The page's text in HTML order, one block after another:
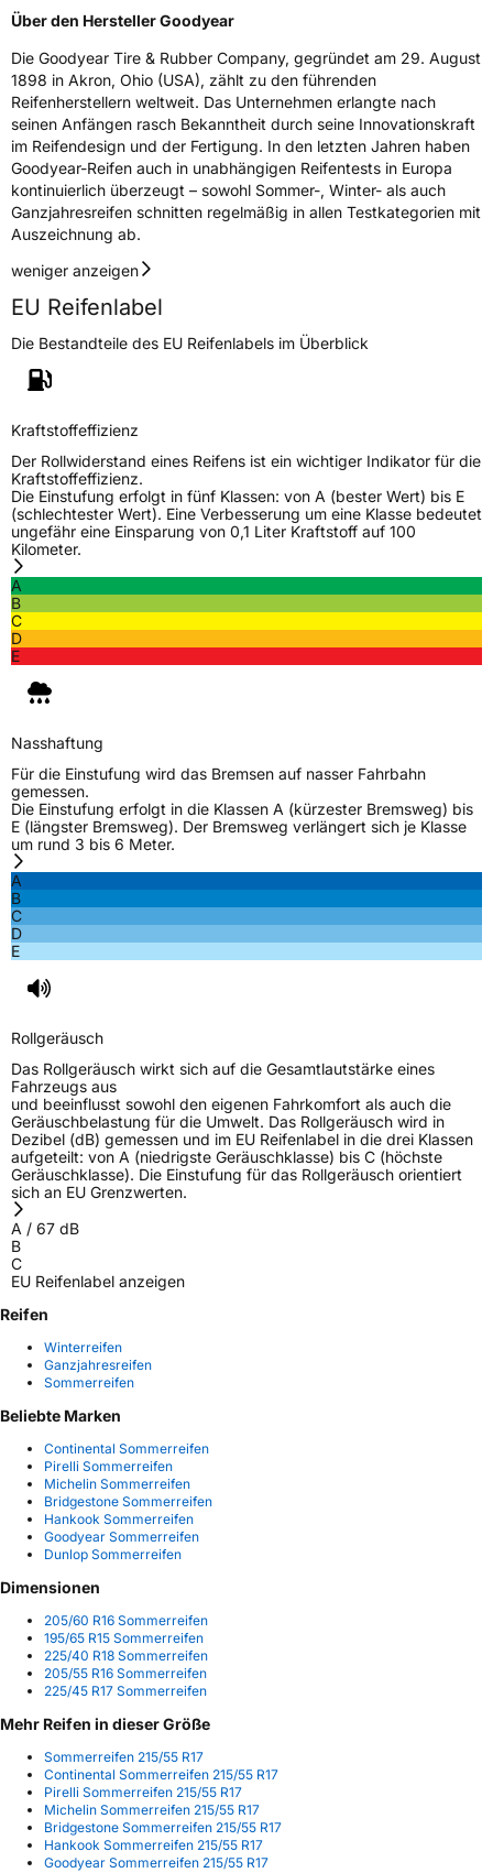
Über den Hersteller Goodyear
Die Goodyear Tire & Rubber Company, gegründet am 29. August
1898 in Akron, Ohio (USA), zählt zu den führenden
Reifenherstellern weltweit. Das Unternehmen erlangte nach
seinen Anfängen rasch Bekanntheit durch seine Innovationskraft
im Reifendesign und der Fertigung. In den letzten Jahren haben
Goodyear-Reifen auch in unabhängigen Reifentests in Europa
kontinuierlich überzeugt – sowohl Sommer-, Winter- als auch
Ganzjahresreifen schnitten regelmäßig in allen Testkategorien mit
Auszeichnung ab.
weniger anzeigen
EU Reifenlabel
Die Bestandteile des EU Reifenlabels im Überblick
Kraftstoffeffizienz
Der Rollwiderstand eines Reifens ist ein wichtiger Indikator für die
Kraftstoffeffizienz.
Die Einstufung erfolgt in fünf Klassen: von A (bester Wert) bis E
(schlechtester Wert). Eine Verbesserung um eine Klasse bedeutet
ungefähr eine Einsparung von 0,1 Liter Kraftstoff auf 100
Kilometer.
A
B
C
D
E
Nasshaftung
Für die Einstufung wird das Bremsen auf nasser Fahrbahn
gemessen.
Die Einstufung erfolgt in die Klassen A (kürzester Bremsweg) bis
E (längster Bremsweg). Der Bremsweg verlängert sich je Klasse
um rund 3 bis 6 Meter.
A
B
C
D
E
Rollgeräusch
Das Rollgeräusch wirkt sich auf die Gesamtlautstärke eines
Fahrzeugs aus
und beeinflusst sowohl den eigenen Fahrkomfort als auch die
Geräuschbelastung für die Umwelt. Das Rollgeräusch wird in
Dezibel (dB) gemessen und im EU Reifenlabel in die drei Klassen
aufgeteilt: von A (niedrigste Geräuschklasse) bis C (höchste
Geräuschklasse). Die Einstufung für das Rollgeräusch orientiert
sich an EU Grenzwerten.
A / 67 dB
B
C
EU Reifenlabel anzeigen
Reifen
Winterreifen
Ganzjahresreifen
Sommerreifen
Beliebte Marken
Continental Sommerreifen
Pirelli Sommerreifen
Michelin Sommerreifen
Bridgestone Sommerreifen
Hankook Sommerreifen
Goodyear Sommerreifen
Dunlop Sommerreifen
Dimensionen
205/60 R16 Sommerreifen
195/65 R15 Sommerreifen
225/40 R18 Sommerreifen
205/55 R16 Sommerreifen
225/45 R17 Sommerreifen
Mehr Reifen in dieser Größe
Sommerreifen 215/55 R17
Continental Sommerreifen 215/55 R17
Pirelli Sommerreifen 215/55 R17
Michelin Sommerreifen 215/55 R17
Bridgestone Sommerreifen 215/55 R17
Hankook Sommerreifen 215/55 R17
Goodyear Sommerreifen 215/55 R17